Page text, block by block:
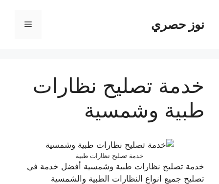
المحتوىنوز حصري القائمة
خدمة تصليح نظارات
طبية وشمسية
خدمة تصليح نظارات طبية
خدمة تصليح نظارات طبية وشمسية أفضل خدمة في
تصليح جميع انواع النظارات الطبية والشمسية